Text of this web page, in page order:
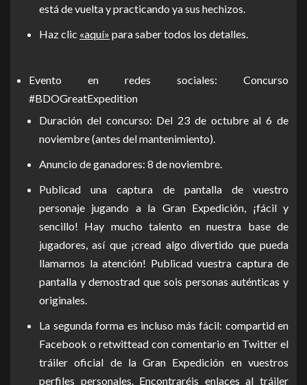
está de vuelta y practicando ya sus hechizos.
Haz clic «aquí» para saber todos los detalles.
Evento en redes sociales: Concurso
#BDOGreatExpedition
Duración del concurso: Del 23 de octubre al 6 de
noviembre (antes del mantenimiento).
Anuncio de ganadores: 8 de noviembre.
Publicad una captura de pantalla de vuestro
personaje jugando a la Gran Expedición, ¡fácil y
sencillo! Hay mucho talento en nuestra base de
jugadores, así que ¡cread algo divertido que pueda
llamarnos la atención! Publicad vuestra captura de
pantalla y demostrad que sois personas auténticas y
originales.
La segunda forma es incluso más fácil: compartid en
Facebook o retwittead con comentario en Twitter el
tráiler oficial de la Gran Expedición en vuestros
perfiles personales. Encontraréis enlaces al tráiler